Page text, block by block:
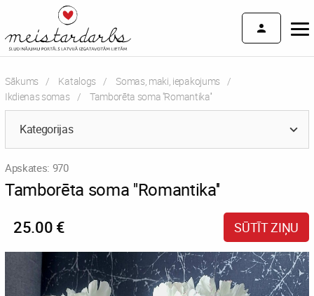
Sākums Katalogs
Somas, maki, iepakojums
Ikdienas somas
Current:
Tamborēta soma ''Romantika''
Kategorijas
Apskates: 970
Tamborēta soma ''Romantika''
25.00 € SŪTĪT ZIŅU